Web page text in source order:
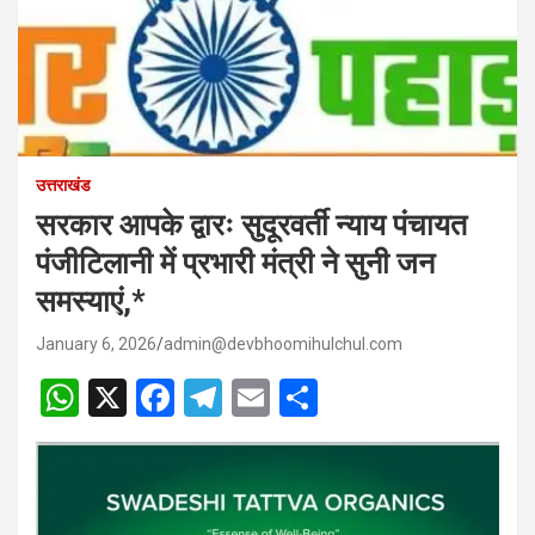
उत्तराखंड
सरकार आपके द्वारः सुदूरवर्ती न्याय पंचायत
पंजीटिलानी में प्रभारी मंत्री ने सुनी जन
समस्याएं,*
January 6, 2026 admin@devbhoomihulchul.com
W
h
X
F
a
ce
b
T
el
e
gr
E
m
ail
h
ar
e